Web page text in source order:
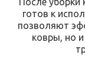
готов к
позволяют
ковры, но